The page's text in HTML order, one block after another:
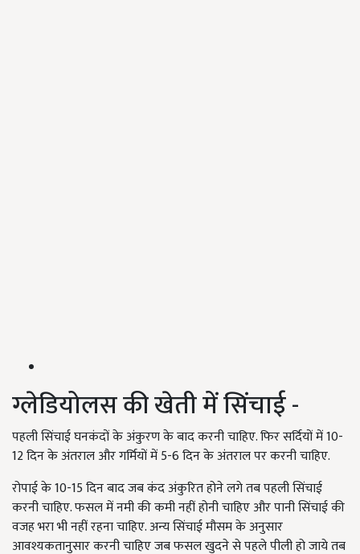
ग्लेडियोलस की खेती में सिंचाई -
पहली सिंचाई घनकंदों के अंकुरण के बाद करनी चाहिए. फिर सर्दियों में 10-
12 दिन के अंतराल और गर्मियों में 5-6 दिन के अंतराल पर करनी चाहिए.
रोपाई के 10-15 दिन बाद जब कंद अंकुरित होने लगे तब पहली सिंचाई
करनी चाहिए. फसल में नमी की कमी नहीं होनी चाहिए और पानी सिंचाई की
वजह भरा भी नहीं रहना चाहिए. अन्य सिंचाई मौसम के अनुसार
आवश्यकतानुसार करनी चाहिए जब फसल खुदने से पहले पीली हो जाये तब